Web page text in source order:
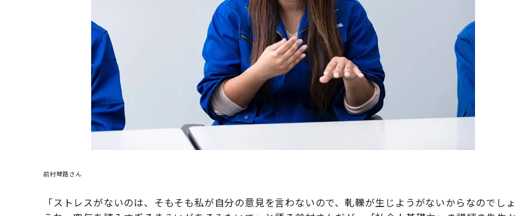
前村琴路さん
「ストレスがないのは、そもそも私が自分の意見を言わないので、軋轢が生じようがないからなのでしょ